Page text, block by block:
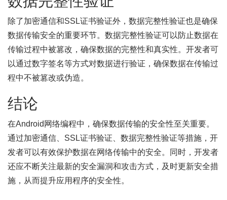
除了加密通信和SSL证书验证外，数据完整性验证也是确保
数据传输安全的重要环节。数据完整性验证可以防止数据在
传输过程中被篡改，确保数据的完整性和真实性。开发者可
以通过数字签名等方式对数据进行验证，确保数据在传输过
程中不被篡改或伪造。
结论
在Android网络编程中，确保数据传输的安全性至关重要。
通过加密通信、SSL证书验证、数据完整性验证等措施，开
发者可以有效保护数据在网络传输中的安全。同时，开发者
还应不断关注最新的安全漏洞和攻击方式，及时更新安全措
施，从而提升应用程序的安全性。